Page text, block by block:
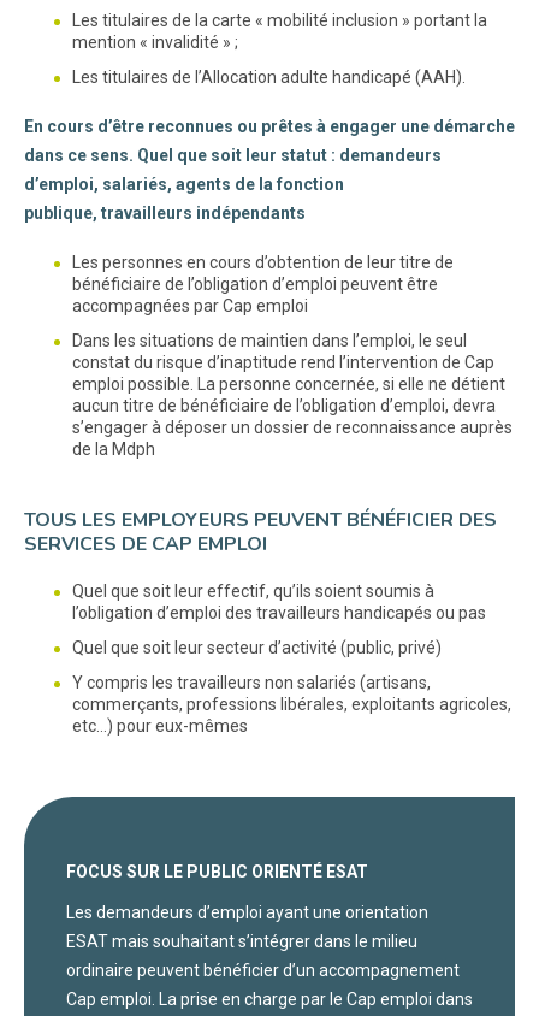
Les titulaires de la carte « mobilité inclusion » portant la
mention « invalidité » ;
Les titulaires de l’Allocation adulte handicapé (AAH).
En cours d’être reconnues ou prêtes à engager une démarche
dans ce sens. Quel que soit leur statut : demandeurs
d’emploi, salariés, agents de la fonction
publique, travailleurs indépendants
Les personnes en cours d’obtention de leur titre de
bénéficiaire de l’obligation d’emploi peuvent être
accompagnées par Cap emploi
Dans les situations de maintien dans l’emploi, le seul
constat du risque d’inaptitude rend l’intervention de Cap
emploi possible. La personne concernée, si elle ne détient
aucun titre de bénéficiaire de l’obligation d’emploi, devra
s’engager à déposer un dossier de reconnaissance auprès
de la Mdph
TOUS LES EMPLOYEURS PEUVENT BÉNÉFICIER DES
SERVICES DE CAP EMPLOI
Quel que soit leur effectif, qu’ils soient soumis à
l’obligation d’emploi des travailleurs handicapés ou pas
Quel que soit leur secteur d’activité (public, privé)
Y compris les travailleurs non salariés (artisans,
commerçants, professions libérales, exploitants agricoles,
etc…) pour eux-mêmes
FOCUS SUR LE PUBLIC ORIENTÉ ESAT
Les demandeurs d’emploi ayant une orientation
ESAT mais souhaitant s’intégrer dans le milieu
ordinaire peuvent bénéficier d’un accompagnement
Cap emploi. La prise en charge par le Cap emploi dans